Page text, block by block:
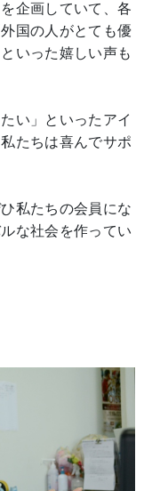
企画していて、各
国の人がとても優
いった嬉しい声も
い」といったアイ
たちは喜んでサポ
私たちの会員にな
な社会を作ってい